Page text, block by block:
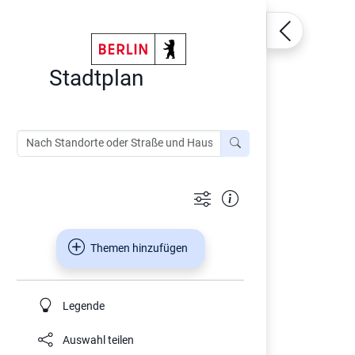
Stadtplan
Themen hinzufügen
Legende
Auswahl teilen